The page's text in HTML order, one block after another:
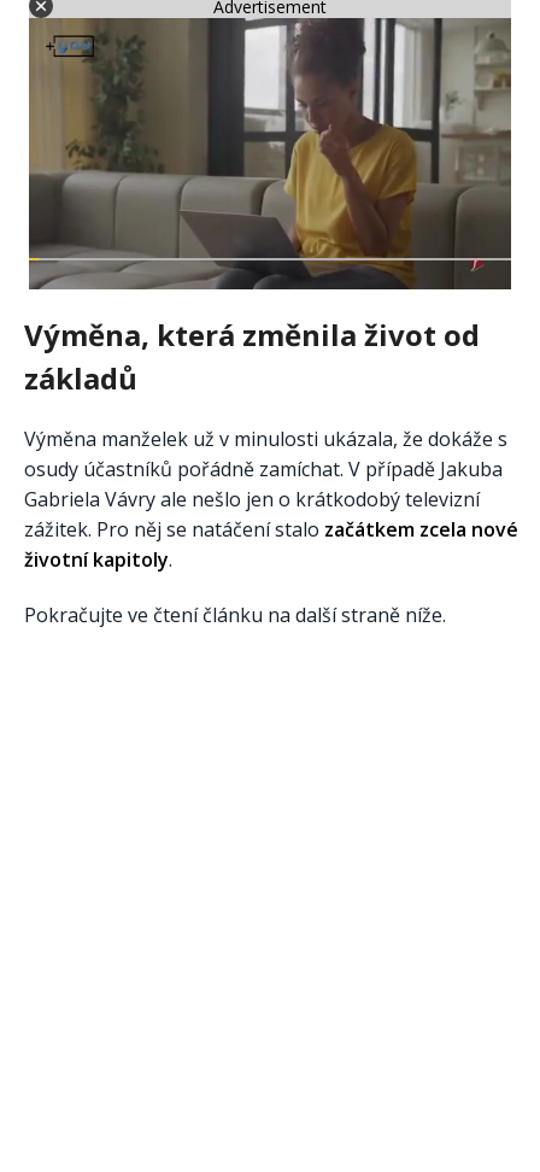
Advertisement
Výměna, která změnila život od
základů
Výměna manželek už v minulosti ukázala, že dokáže s
osudy účastníků pořádně zamíchat. V případě Jakuba
Gabriela Vávry ale nešlo jen o krátkodobý televizní
zážitek. Pro něj se natáčení stalo začátkem zcela nové
životní kapitoly.
Pokračujte ve čtení článku na další straně níže.